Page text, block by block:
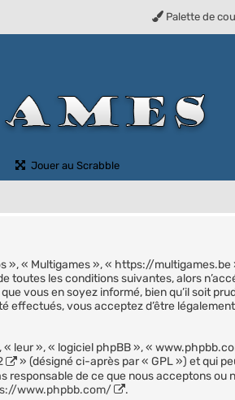
Palette de
Jouer au Scrabble(Ouvre un nouvel onglet)
« Multigames », « https://
toutes les conditions suivantes, alors
vous en soyez informé, bien qu’il soit
effectués, vous acceptez d’être
leur », « logiciel phpBB », «
» (désigné ci-après par « GPL ») et qui
de ce que nous acceptons
www.phpbb.com/ .